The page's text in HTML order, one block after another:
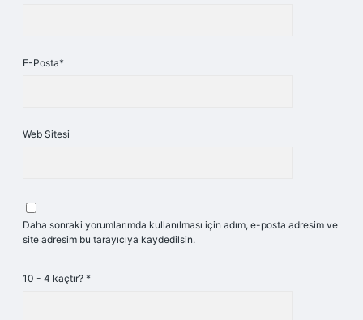
E-Posta*
Web Sitesi
Daha sonraki yorumlarımda kullanılması için adım, e-posta adresim ve
site adresim bu tarayıcıya kaydedilsin.
10 - 4 kaçtır? *